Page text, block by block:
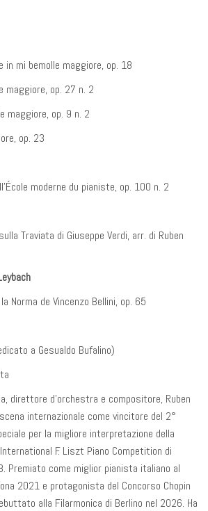
in mi bemolle maggiore, op. 18
maggiore, op. 27 n. 2
maggiore, op. 9 n. 2
op. 23
moderne du pianiste, op. 100 n. 2
Traviata di Giuseppe Verdi, arr. di Ruben
Norma de Vincenzo Bellini, op. 65
a Gesualdo Bufalino)
direttore d’orchestra e compositore, Ruben
internazionale come vincitore del 2°
per la migliore interpretazione della
F. Liszt Piano Competition di
Premiato come miglior pianista italiano al
2021 e protagonista del Concorso Chopin
alla Filarmonica di Berlino nel 2026. Ha